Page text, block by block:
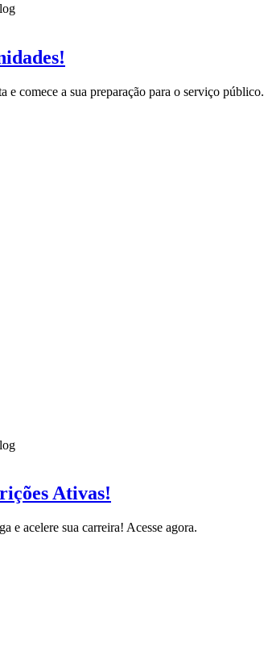
e comece a sua preparação para o serviço público.
Ativas!
e acelere sua carreira! Acesse agora.